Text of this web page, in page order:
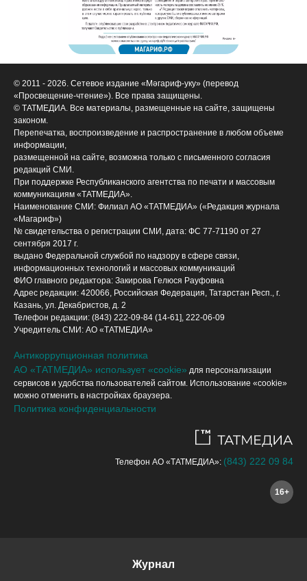
© 2011 - 2026. Сетевое издание «Мәгариф-уку» (перевод
«Просвещение-чтение»). Все права защищены.
© ТАТМЕДИА. Все материалы, размещенные на сайте, защищены
законом.
Перепечатка, воспроизведение и распространение в любом объеме
информации,
размещенной на сайте, возможна только с письменного согласия
редакций СМИ.
При поддержке Республиканского агентства по печати и массовым
коммуникациям «ТАТМЕДИА».
Наименование СМИ: Филиал АО «ТАТМЕДИА» («Редакция журнала
«Магариф»)
№ свидетельства о регистрации СМИ, дата: ФС 77-71190 от 27
сентября 2017 г.
выдано Федеральной службой по надзору в сфере связи,
информационных технологий и массовых коммуникаций
ФИО главного редактора: Закирова Гелюся Рауфовна
Адрес редакции: 420066, Российская Федерация, Татарстан Респ., г.
Казань, ул. Декабристов, д. 2
Телефон редакции: (843) 222-09-84 (14-61], 222-06-09
Учредитель СМИ: АО «ТАТМЕДИА»
Антикоррупционная политика
АО «ТАТМЕДИА» использует «cookie» для персонализации
сервисов и удобства пользователей сайтом. Использование «cookie»
можно отменить в настройках браузера.
Политика конфиденциальности
Телефон АО «ТАТМЕДИА»: (843) 222 09 84
16+
Журнал